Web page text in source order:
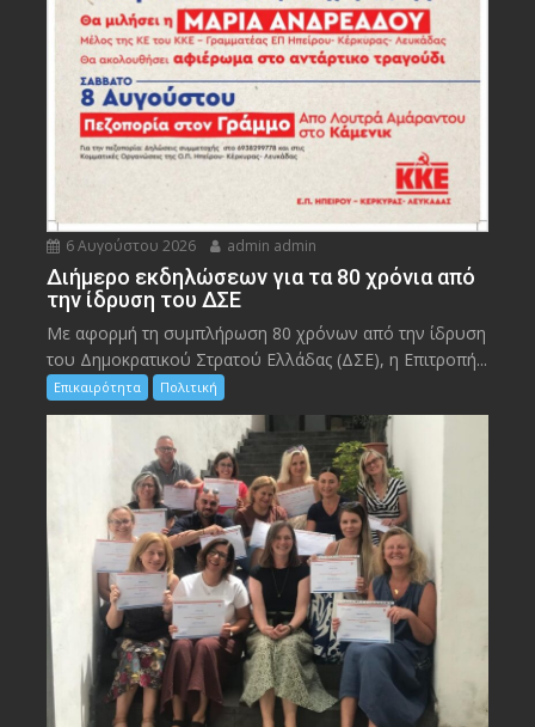
6 Αυγούστου 2026 admin admin
Διήμερο εκδηλώσεων για τα 80 χρόνια από
την ίδρυση του ΔΣΕ
Με αφορμή τη συμπλήρωση 80 χρόνων από την ίδρυση
του Δημοκρατικού Στρατού Ελλάδας (ΔΣΕ), η Επιτροπή...
Επικαιρότητα Πολιτική